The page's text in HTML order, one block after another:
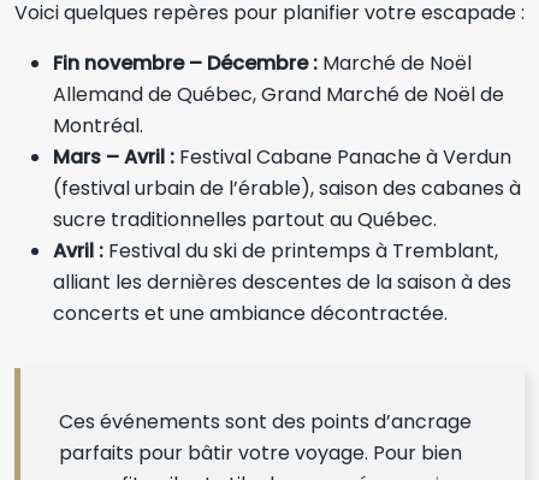
Voici quelques repères pour planifier votre escapade :
Fin novembre – Décembre : Marché de Noël
Allemand de Québec, Grand Marché de Noël de
Montréal.
Mars – Avril : Festival Cabane Panache à Verdun
(festival urbain de l’érable), saison des cabanes à
sucre traditionnelles partout au Québec.
Avril : Festival du ski de printemps à Tremblant,
alliant les dernières descentes de la saison à des
concerts et une ambiance décontractée.
Ces événements sont des points d’ancrage
parfaits pour bâtir votre voyage. Pour bien